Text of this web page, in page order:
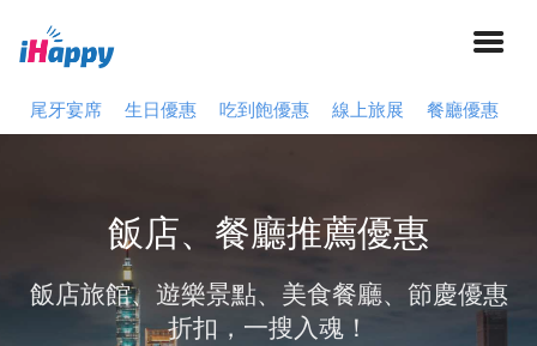
尾牙宴席 生日優惠 吃到飽優惠 線上旅展 餐廳優惠
飯店、餐廳推薦優惠
飯店旅館、遊樂景點、美食餐廳、節慶優惠
折扣，一搜入魂！